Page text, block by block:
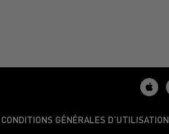
CONDITIONS GÉNÉRALES D’UTILISATION